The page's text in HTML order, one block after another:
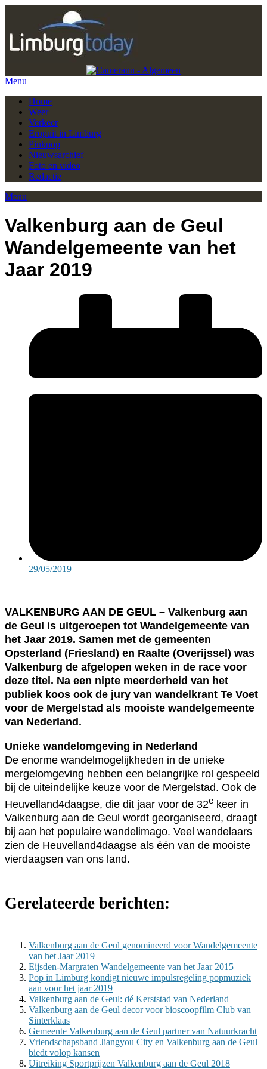
Menu
Home
Weer
Verkeer
Eropuit in Limburg
Pinkpop
Nieuwsarchief
Foto en video
Redactie
Menu
Valkenburg aan de Geul
Wandelgemeente van het
Jaar 2019
29/05/2019
VALKENBURG AAN DE GEUL – Valkenburg aan
de Geul is uitgeroepen tot Wandelgemeente van
het Jaar 2019. Samen met de gemeenten
Opsterland (Friesland) en Raalte (Overijssel) was
Valkenburg de afgelopen weken in de race voor
deze titel. Na een nipte meerderheid van het
publiek koos ook de jury van wandelkrant Te Voet
voor de Mergelstad als mooiste wandelgemeente
van Nederland.
Unieke wandelomgeving in Nederland
De enorme wandelmogelijkheden in de unieke
mergelomgeving hebben een belangrijke rol gespeeld
bij de uiteindelijke keuze voor de Mergelstad. Ook de
Heuvelland4daagse, die dit jaar voor de 32e keer in
Valkenburg aan de Geul wordt georganiseerd, draagt
bij aan het populaire wandelimago. Veel wandelaars
zien de Heuvelland4daagse als één van de mooiste
vierdaagsen van ons land.
Gerelateerde berichten:
Valkenburg aan de Geul genomineerd voor Wandelgemeente
van het Jaar 2019
Eijsden-Margraten Wandelgemeente van het Jaar 2015
Pop in Limburg kondigt nieuwe impulsregeling popmuziek
aan voor het jaar 2019
Valkenburg aan de Geul: dé Kerststad van Nederland
Valkenburg aan de Geul decor voor bioscoopfilm Club van
Sinterklaas
Gemeente Valkenburg aan de Geul partner van Natuurkracht
Vriendschapsband Jiangyou City en Valkenburg aan de Geul
biedt volop kansen
Uitreiking Sportprijzen Valkenburg aan de Geul 2018